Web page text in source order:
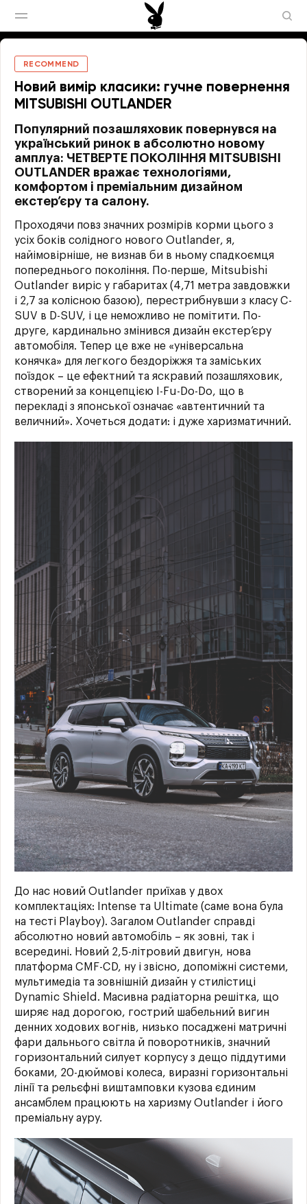
RECOMMEND
Новий вимір класики: гучне повернення
MITSUBISHI OUTLANDER
Популярний позашляховик повернувся на
український ринок в абсолютно новому
амплуа: ЧЕТВЕРТЕ ПОКОЛІННЯ MITSUBISHI
OUTLANDER вражає технологіями,
комфортом і преміальним дизайном
екстер’єру та салону.
Проходячи повз значних розмірів корми цього з
усіх боків солідного нового Outlander, я,
найімовірніше, не визнав би в ньому спадкоємця
попереднього покоління. По-перше, Mitsubishi
Outlander виріс у габаритах (4,71 метра завдовжки
і 2,7 за колісною базою), перестрибнувши з класу C-
SUV в D-SUV, і це неможливо не помітити. По-
друге, кардинально змінився дизайн екстер’єру
автомобіля. Тепер це вже не «універсальна
конячка» для легкого бездоріжжя та заміських
поїздок – це ефектний та яскравий позашляховик,
створений за концепцією I-Fu-Do-Do, що в
перекладі з японської означає «автентичний та
величний». Хочеться додати: і дуже харизматичний.
До нас новий Outlander приїхав у двох
комплектаціях: Intense та Ultimate (саме вона була
на тесті Playboy). Загалом Outlander справді
абсолютно новий автомобіль – як зовні, так і
всередині. Новий 2,5-літровий двигун, нова
платформа CMF-CD, ну і звісно, допоміжні системи,
мультимедіа та зовнішній дизайн у стилістиці
Dynamic Shield. Масивна радіаторна решітка, що
ширяє над дорогою, гострий шабельний вигин
денних ходових вогнів, низько посаджені матричні
фари дальнього світла й поворотників, значний
горизонтальний силует корпусу з дещо піддутими
боками, 20-дюймові колеса, виразні горизонтальні
лінії та рельєфні виштамповки кузова єдиним
ансамблем працюють на харизму Outlander і його
преміальну ауру.